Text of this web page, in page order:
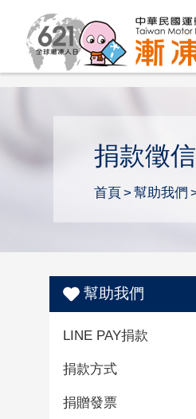
捐款徵信
首頁 幫助我們
幫助我們
LINE PAY捐款
捐款方式
捐贈發票